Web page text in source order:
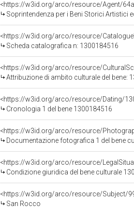
<https://w3id.org/arco/resource/Agent/
Soprintendenza per i Beni Storici Artistici
<https://w3id.org/arco/resource/
Scheda catalografica n: 1300184516
<https://w3id.org/arco/resource/
Attribuzione di ambito culturale del bene:
<https://w3id.org/arco/resource/Dating/
Cronologia 1 del bene 1300184516
<https://w3id.org/arco/resource/
Documentazione fotografica 1 del bene
<https://w3id.org/arco/resource/
Condizione giuridica del bene culturale
<https://w3id.org/arco/resource/Subject/
San Rocco